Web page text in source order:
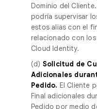
Dominio del
podría supervisar
estos alias con el
relacionado con
Cloud Identity.
(d) Solicitud de
Adicionales
Pedido. El Cliente
Final adicionales
Pedido por medio